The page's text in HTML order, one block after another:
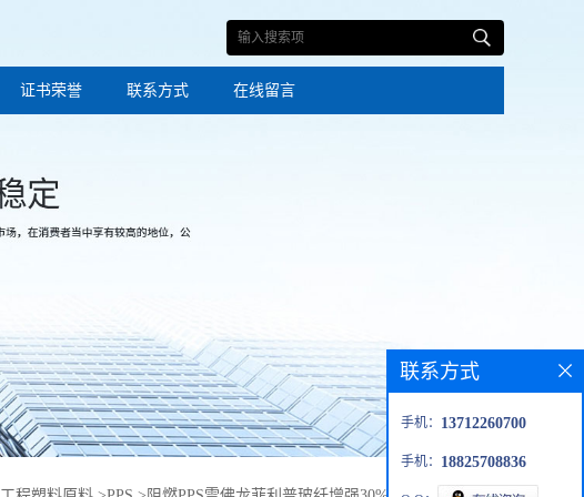
证书荣誉 联系方式 在线留言
联系方式
手机： 13712260700
手机： 18825708836